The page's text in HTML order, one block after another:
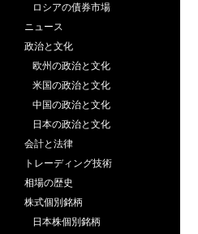
ロシアの債券市場
ニュース
政治と文化
欧州の政治と文化
米国の政治と文化
中国の政治と文化
日本の政治と文化
会計と法律
トレーディング技術
相場の歴史
株式個別銘柄
日本株個別銘柄